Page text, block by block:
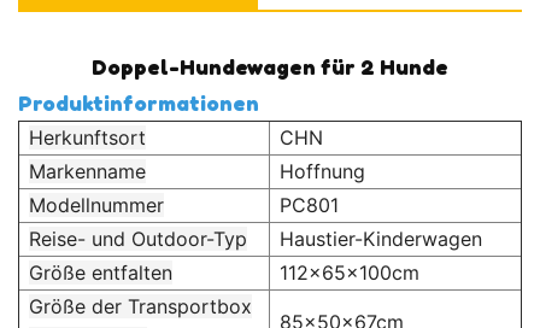
Doppel-Hundewagen für 2 Hunde
Produktinformationen
Herkunftsort
CHN
Markenname
Hoffnung
Modellnummer
PC801
Reise- und Outdoor-Typ
Haustier-Kinderwagen
Größe entfalten
112x65x100cm
Größe der Transportbox
85x50x67cm